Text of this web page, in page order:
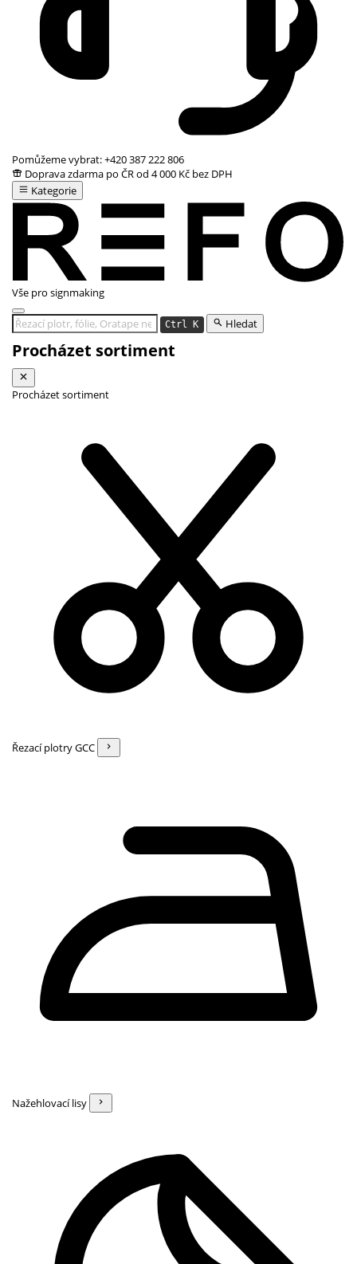
Pomůžeme vybrat:+420 387 222 806
Doprava zdarma po ČR od 4 000 Kč bez DPH
Kategorie
Vše pro signmaking
Ctrl K Hledat
Procházet sortiment
Procházet sortiment
Řezací plotry GCC
Nažehlovací lisy